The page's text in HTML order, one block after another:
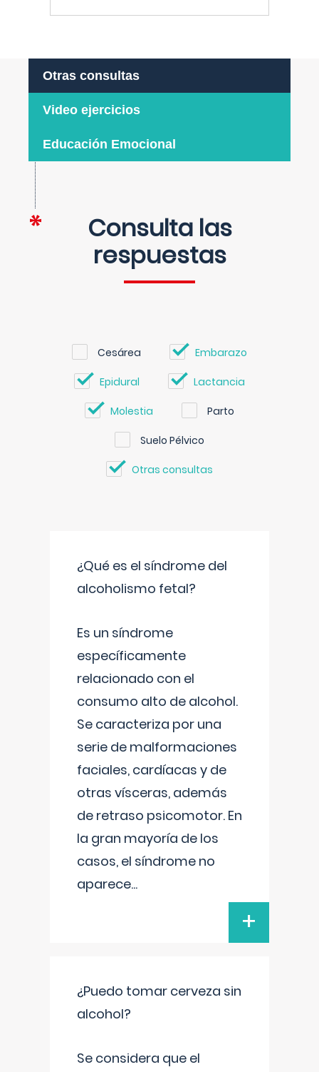
Otras consultas
Video ejercicios
Educación Emocional
Consulta las
respuestas
Cesárea Embarazo
Epidural Lactancia
Molestia Parto
Suelo Pélvico
Otras consultas
¿Qué es el síndrome del
alcoholismo fetal?
Es un síndrome
específicamente
relacionado con el
consumo alto de alcohol.
Se caracteriza por una
serie de malformaciones
faciales, cardíacas y de
otras vísceras, además
de retraso psicomotor. En
la gran mayoría de los
casos, el síndrome no
aparece...
+
¿Puedo tomar cerveza sin
alcohol?
Se considera que el